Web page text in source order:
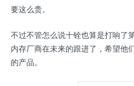
要这么贵。
不过不管怎么说十铨也算是打响了
内存厂商在未来的跟进了，希望他
的产品。